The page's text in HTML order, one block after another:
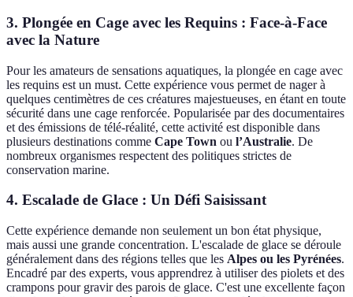
3. Plongée en Cage avec les Requins : Face-à-Face
avec la Nature
Pour les amateurs de sensations aquatiques, la plongée en cage avec
les requins est un must. Cette expérience vous permet de nager à
quelques centimètres de ces créatures majestueuses, en étant en toute
sécurité dans une cage renforcée. Popularisée par des documentaires
et des émissions de télé-réalité, cette activité est disponible dans
plusieurs destinations comme Cape Town ou l’Australie. De
nombreux organismes respectent des politiques strictes de
conservation marine.
4. Escalade de Glace : Un Défi Saisissant
Cette expérience demande non seulement un bon état physique,
mais aussi une grande concentration. L'escalade de glace se déroule
généralement dans des régions telles que les Alpes ou les Pyrénées.
Encadré par des experts, vous apprendrez à utiliser des piolets et des
crampons pour gravir des parois de glace. C'est une excellente façon